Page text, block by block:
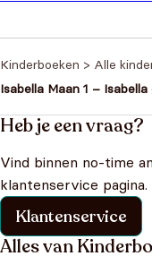
Kinderboeken > Alle
Isabella Maan 1 –
Heb je een vraag?
Vind binnen no-time
klantenservice pagina.
Klantenservice
Alles van